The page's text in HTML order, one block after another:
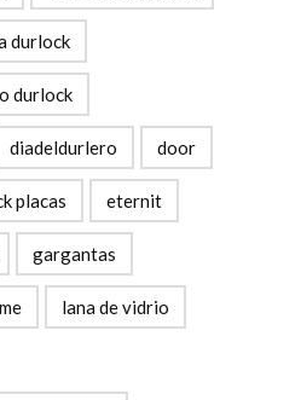
durlock
durlock
diadeldurlero door
placas eternit
gargantas
lana de vidrio